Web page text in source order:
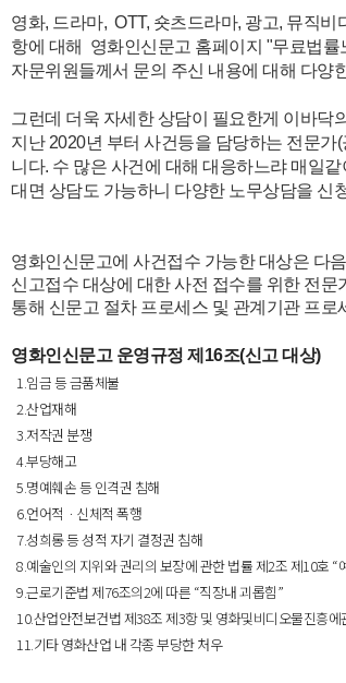
영화, 드라마, OTT, 숏츠드라마, 광고, 뮤직
항에 대해 영화인신문고 홈페이지 "무료법
자문위원들께서 문의 주신 내용에 대해 다양
그런데 더욱 자세한 상담이 필요한게 이바닥
지난 2020년 부터 사건등을 담당하는 전문
니다. 수 많은 사건에 대해 대응하느랴 매일
대면 상담도 가능하니 다양한 노무상담을 신
영화인신문고에 사건접수 가능한 대상은 다
신고접수 대상에 대한 사전 접수를 위한 전
통해 신문고 절차 프로세스 및 관계기관 프로
영화인신문고 운영규정 제16조(신고 대상)
1.임금 등 금품체불
2.산업재해
3.저작권 분쟁
4.부당해고
5.명예훼손 등 인격권 침해
6.언어적ㆍ신체적 폭행
7.성희롱 등 성적 자기 결정권 침해
8.예술인의 지위와 권리의 보장에 관한 법률 제2조 제10호 “
9.근로기준법 제76조의2에 따른 “직장내 괴롭힘”
10.산업안전보건법 제38조 제3항 및 영화및비디오물진흥
11.기타 영화산업 내 각종 부당한 처우